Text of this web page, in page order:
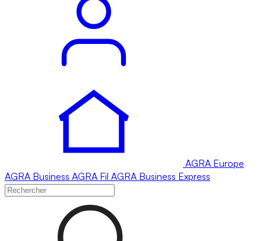
AGRA Europe
AGRA Business AGRA Fil AGRA Business Express